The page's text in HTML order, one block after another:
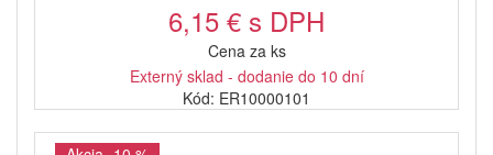
6,15 € s DPH
Cena za ks
Externý sklad - dodanie do 10 dní
Kód: ER10000101